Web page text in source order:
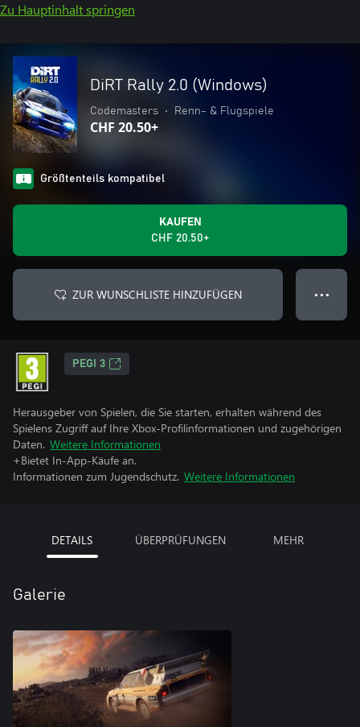
Zu Hauptinhalt springen
DiRT Rally 2.0 (Windows)
Codemasters • Renn- & Flugspiele
CHF 20.50+
Größtenteils kompatibel
KAUFEN
CHF 20.50+
ZUR WUNSCHLISTE HINZUFÜGEN ● ● ●
PEGI 3
Herausgeber von Spielen, die Sie starten, erhalten während des
Spielens Zugriff auf Ihre Xbox-Profilinformationen und zugehörigen
Daten. Weitere Informationen
+Bietet In-App-Käufe an.
Informationen zum Jugendschutz. Weitere Informationen
DETAILS ÜBERPRÜFUNGEN MEHR
Galerie